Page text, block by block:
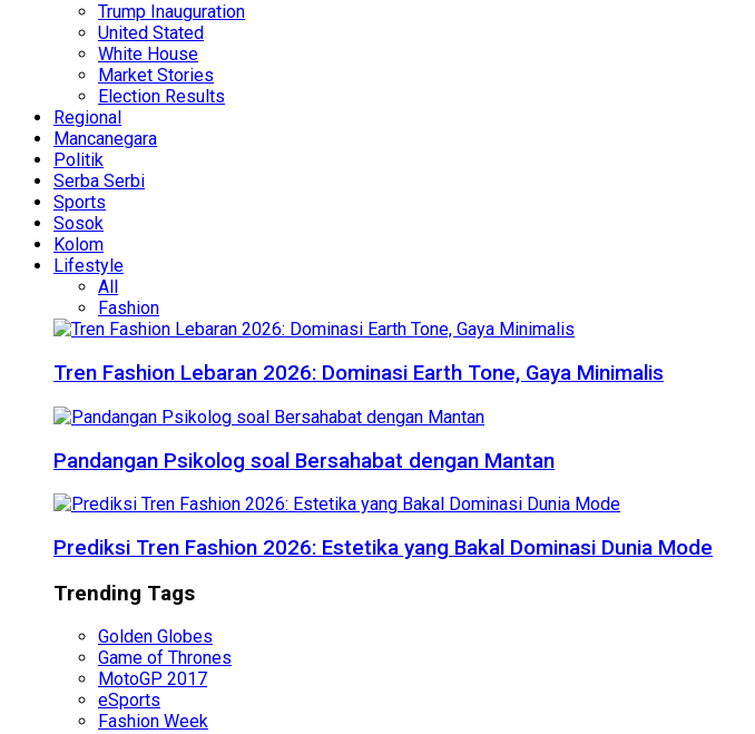
Trump Inauguration
United Stated
White House
Market Stories
Election Results
Regional
Mancanegara
Politik
Serba Serbi
Sports
Sosok
Kolom
Lifestyle
All
Fashion
Tren Fashion Lebaran 2026: Dominasi Earth Tone, Gaya Minimalis
Pandangan Psikolog soal Bersahabat dengan Mantan
Prediksi Tren Fashion 2026: Estetika yang Bakal Dominasi Dunia Mode
Trending Tags
Golden Globes
Game of Thrones
MotoGP 2017
eSports
Fashion Week